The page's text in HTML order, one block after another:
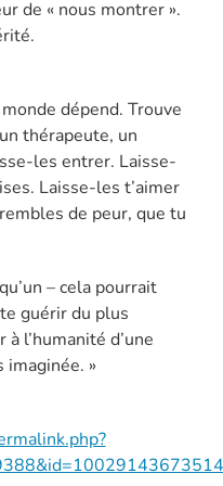
de « nous montrer ».
dépend. Trouve
thérapeute, un
les entrer. Laisse-
Laisse-les t’aimer
de peur, que tu
– cela pourrait
guérir du plus
l’humanité d’une
imaginée. »